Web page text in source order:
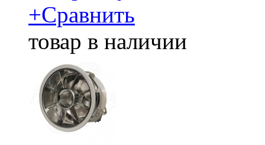
+Сравнить
товар в наличии